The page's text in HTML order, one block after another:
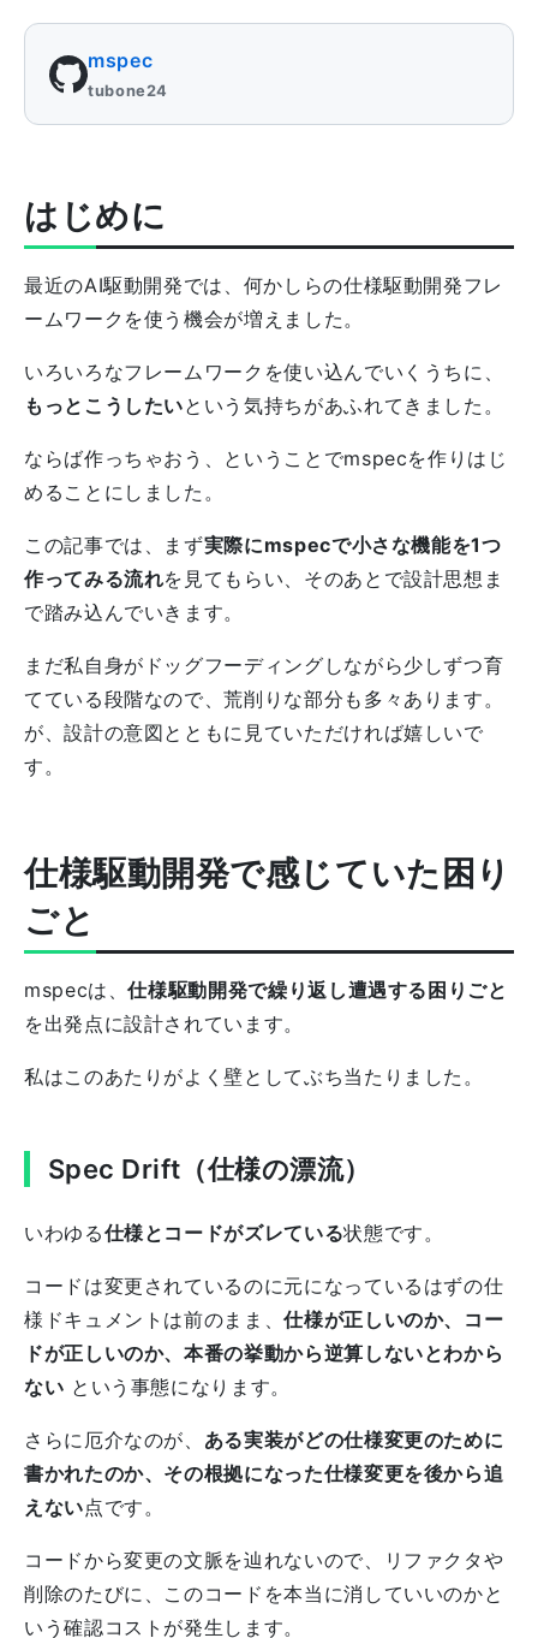
mspec
tubone24
はじめに
最近のAI駆動開発では、何かしらの仕様駆動開発フレ
ームワークを使う機会が増えました。
いろいろなフレームワークを使い込んでいくうちに、
もっとこうしたいという気持ちがあふれてきました。
ならば作っちゃおう、ということでmspecを作りはじ
めることにしました。
この記事では、まず実際にmspecで小さな機能を1つ
作ってみる流れを見てもらい、そのあとで設計思想ま
で踏み込んでいきます。
まだ私自身がドッグフーディングしながら少しずつ育
てている段階なので、荒削りな部分も多々あります。
が、設計の意図とともに見ていただければ嬉しいで
す。
仕様駆動開発で感じていた困り
ごと
mspecは、仕様駆動開発で繰り返し遭遇する困りごと
を出発点に設計されています。
私はこのあたりがよく壁としてぶち当たりました。
Spec Drift（仕様の漂流）
いわゆる仕様とコードがズレている状態です。
コードは変更されているのに元になっているはずの仕
様ドキュメントは前のまま、仕様が正しいのか、コー
ドが正しいのか、本番の挙動から逆算しないとわから
ない という事態になります。
さらに厄介なのが、 ある実装がどの仕様変更のために
書かれたのか、その根拠になった仕様変更を後から追
えない点です。
コードから変更の文脈を辿れないので、リファクタや
削除のたびに、このコードを本当に消していいのかと
いう確認コストが発生します。